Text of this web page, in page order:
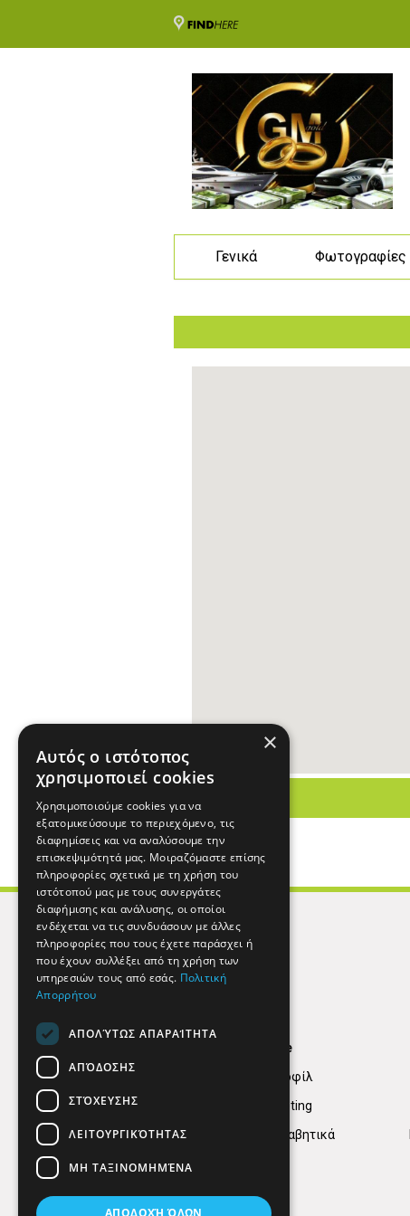
Γενικά Φωτογραφίες
Find Here
Εταιρικό Προφίλ
Digital marketing
Κατηγορίες Αλφαβητικά
×
Αυτός ο ιστότοπος
χρησιμοποιεί cookies
Χρησιμοποιούμε cookies για να
εξατομικεύσουμε το περιεχόμενο, τις
διαφημίσεις και να αναλύσουμε την
επισκεψιμότητά μας. Μοιραζόμαστε επίσης
πληροφορίες σχετικά με τη χρήση του
ιστότοπού μας με τους συνεργάτες
διαφήμισης και ανάλυσης, οι οποίοι
ενδέχεται να τις συνδυάσουν με άλλες
πληροφορίες που τους έχετε παράσχει ή
που έχουν συλλέξει από τη χρήση των
υπηρεσιών τους από εσάς. Πολιτική
Απορρήτου
ΑΠΟΛΎΤΩΣ ΑΠΑΡΑΊΤΗΤΑ
ΑΠΌΔΟΣΗΣ
ΣΤΌΧΕΥΣΗΣ
ΛΕΙΤΟΥΡΓΙΚΌΤΗΤΑΣ
ΜΗ ΤΑΞΙΝΟΜΗΜΈΝΑ
ΑΠΟΔΟΧΉ ΌΛΩΝ